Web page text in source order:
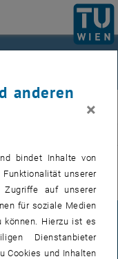
anderen
×
bindet Inhalte von
unserer
auf unserer
für soziale Medien
können. Hierzu ist es
Dienstanbieter
Cookies und Inhalten